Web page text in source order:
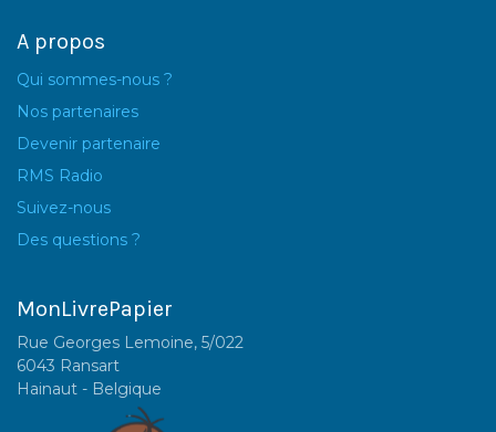
A propos
Qui sommes-nous ?
Nos partenaires
Devenir partenaire
RMS Radio
Suivez-nous
Des questions ?
MonLivrePapier
Rue Georges Lemoine, 5/022
6043 Ransart
Hainaut - Belgique